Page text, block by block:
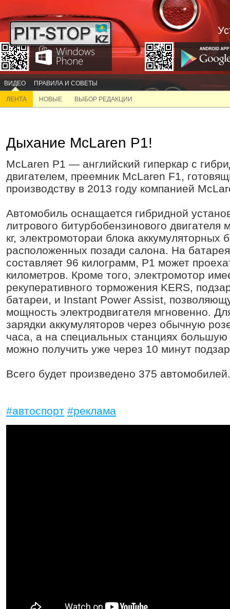
ВИДЕО ПРАВИЛА И СОВЕТЫ
ЛЕНТА НОВЫЕ ВЫБОР РЕДАКЦИИ
Дыхание McLaren P1!
McLaren P1 — английский гиперкар с
двигателем, преемник McLaren F1,
производству в 2013 году компанией
Автомобиль оснащается гибридной
литрового битурбобензинового двигателя
кг, электромотораи блока аккумуляторных
расположенных позади салона. На
составляет 96 килограмм, P1 может
километров. Кроме того, электромотор
рекуперативного торможения KERS,
батареи, и Instant Power Assist,
мощность электродвигателя мгновенно.
зарядки аккумуляторов через обычную
часа, а на специальных станциях большую
можно получить уже через 10 минут
Всего будет произведено 375
#автоспорт #реклама